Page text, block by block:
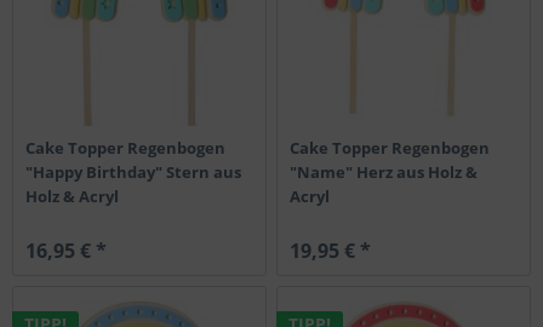
Cake Topper Regenbogen
"Happy Birthday" Stern aus
Holz & Acryl
16,95 € *
Cake Topper Regenbogen
"Name" Herz aus Holz &
Acryl
19,95 € *